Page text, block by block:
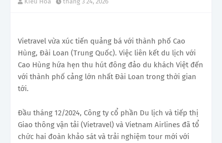
Vietravel vừa xúc tiến quảng bá với thành phố Cao
Hùng, Đài Loan (Trung Quốc). Việc liên kết du lịch với
Cao Hùng hứa hẹn thu hút đông đảo du khách Việt đến
với thành phố cảng lớn nhất Đài Loan trong thời gian
tới.
Đầu tháng 12/2024, Công ty cổ phần Du lịch và tiếp thị
Giao thông vận tải (Vietravel) và Vietnam Airlines đã tổ
chức hai đoàn khảo sát và trải nghiệm tour mới với